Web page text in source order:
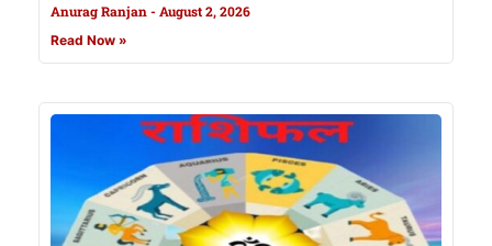
Anurag Ranjan August 2, 2026
Read Now »